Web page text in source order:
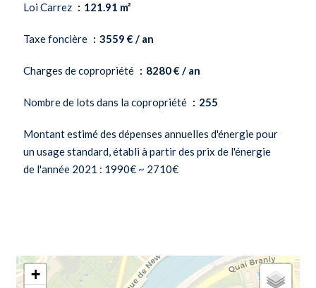
Loi Carrez 121.91 m²
Taxe foncière 3559 € / an
Charges de copropriété 8280 € / an
Nombre de lots dans la copropriété 255
Montant estimé des dépenses annuelles d'énergie pour
un usage standard, établi à partir des prix de l'énergie
de l'année 2021 : 1990€ ~ 2710€
+